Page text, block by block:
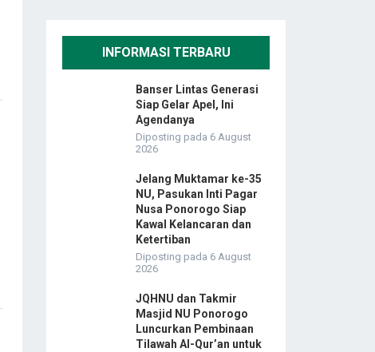
INFORMASI TERBARU
Banser Lintas Generasi
Siap Gelar Apel, Ini
Agendanya
Diposting pada 6 August
2026
Jelang Muktamar ke-35
NU, Pasukan Inti Pagar
Nusa Ponorogo Siap
Kawal Kelancaran dan
Ketertiban
Diposting pada 6 August
2026
JQHNU dan Takmir
Masjid NU Ponorogo
Luncurkan Pembinaan
Tilawah Al-Qur’an untuk